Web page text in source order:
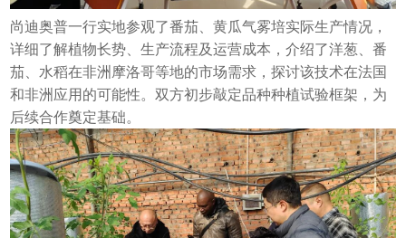
尚迪奥普一行实地参观了番茄、黄瓜气雾培实际生产情况，
详细了解植物长势、生产流程及运营成本，介绍了洋葱、番
茄、水稻在非洲摩洛哥等地的市场需求，探讨该技术在法国
和非洲应用的可能性。双方初步敲定品种种植试验框架，为
后续合作奠定基础。